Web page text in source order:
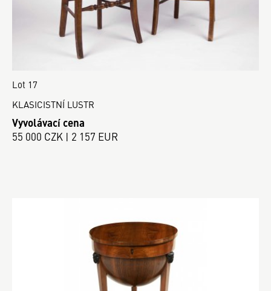
Lot 17
KLASICISTNÍ LUSTR
Vyvolávací cena
55 000 CZK | 2 157 EUR